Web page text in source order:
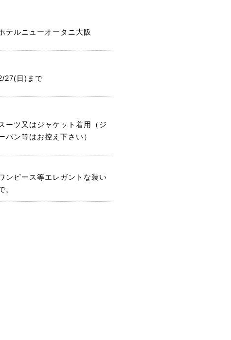
テルニューオータニ大阪
27(日)まで
ーツ又はジャケット着用（ジ
パン等はお控え下さい）
ンピース等エレガントな装い
。